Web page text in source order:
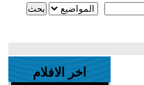
اخر الافلام